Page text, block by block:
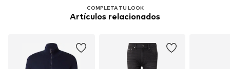
COMPLETA TU LOOK
Artículos relacionados